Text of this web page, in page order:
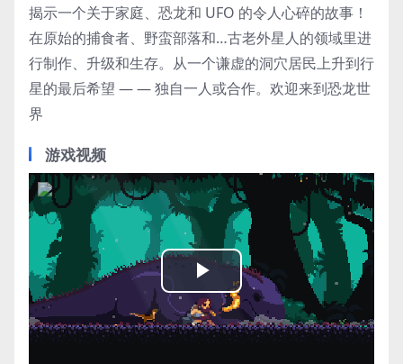
揭示一个关于家庭、恐龙和 UFO 的令人心碎的故事！
在原始的捕食者、野蛮部落和…古老外星人的领域里进
行制作、升级和生存。从一个谦虚的洞穴居民上升到行
星的最后希望 — — 独自一人或合作。欢迎来到恐龙世
界
游戏视频
Play
Video